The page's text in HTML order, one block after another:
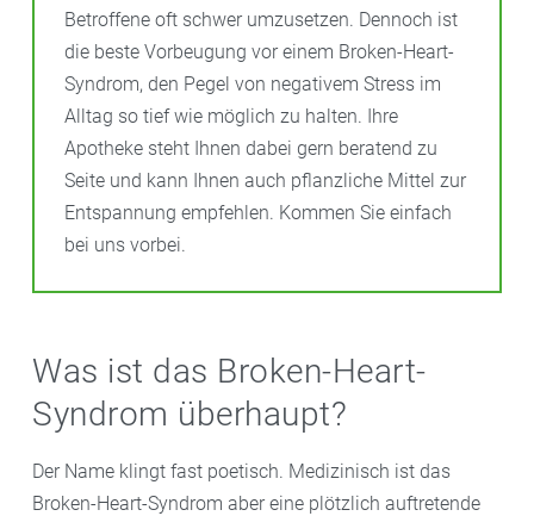
Betroffene oft schwer umzusetzen. Dennoch ist
die beste Vorbeugung vor einem Broken-Heart-
Syndrom, den Pegel von negativem Stress im
Alltag so tief wie möglich zu halten. Ihre
Apotheke steht Ihnen dabei gern beratend zu
Seite und kann Ihnen auch pflanzliche Mittel zur
Entspannung empfehlen. Kommen Sie einfach
bei uns vorbei.
Was ist das Broken-Heart-
Syndrom überhaupt?
Der Name klingt fast poetisch. Medizinisch ist das
Broken-Heart-Syndrom aber eine plötzlich auftretende